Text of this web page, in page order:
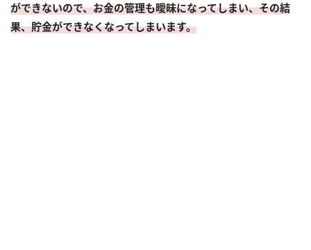
ができないので、お金の管理も曖昧になってしまい、その結
果、貯金ができなくなってしまいます。